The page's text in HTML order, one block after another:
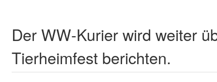
Der WW-Kurier wird weiter
Tierheimfest berichten.